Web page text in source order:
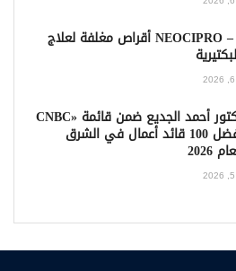
نيوسيبرو – NEOCIPRO أقراص مغلفة لعلاج
اختيار الدكتور أحمد الجديع ضمن قائمة «CNBC
عربية» لأفضل 100 قائد أعمال في الشرق